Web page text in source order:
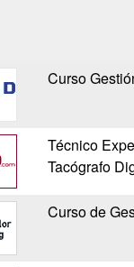
Curso
Técnico
Tacógrafo
Curso de